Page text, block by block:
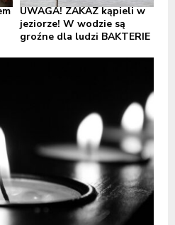
UWAGA! ZAKAZ kąpieli w
jeziorze! W wodzie są
groźne dla ludzi BAKTERIE